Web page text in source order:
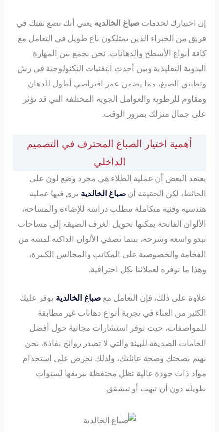
إن اختيارك لخدماتصباغ الخالدية يعني أنك تضع ثقتك في
فريق من الخبراء الذين يمتلكون باع طويل في التعامل مع
كافة أنواع الأسطح والدهانات، نحن نجمع بين المهارة
اليدوية التقليدية وبين أحدث التقنيات التكنولوجية في رش
وتطبيق الصبغ، مما يضمن عمر افتراضي أطول للدهان
ومقاوم للرطوبة والعوامل الجوية المختلفة التي قد تؤثر
على جمال منزلك بمرور الوقت.
أهمية اختيار الصباغ المحترف في التصميم
الداخلي
يعتقد البعض أن عملية الطلاء هي مجرد وضع لون على
الحائط، لكن الحقيقة أنصباغ الخالدية يرى فيها عملية
هندسية وفنية متكاملة تتطلب دراسة للإضاءة والمساحة،
الألوان الفاتحة يمكنها تحويل الغرف الضيقة إلى مساحات
تبدو واسعة وشرحة، بينما تضفي الألوان الداكنة لمسة من
الفخامة والخصوصية على المكاتب والمجالس الكبيرة،
وهذا ما نوفره لعملائنا بكل احترافية.
علاوة على ذلك، فإن التعامل معصباغ الخالدية يوفر عليك
الكثير من العناء في تجربة أنواع دهانات غير مطابقة
للمواصفات، حيث نوفر استشارات مجانية حول أفضل
الخامات الصديقة للبيئة والتي لا تصدر روائح نفاذة، نحن
نهتم بصحتك وصحة عائلتك، ولذلك نحرص على استخدام
مواد ذات جودة عالية تظل محتفظة ببريقها لسنوات
طويلة دون أن تبهت أو تتشقق.